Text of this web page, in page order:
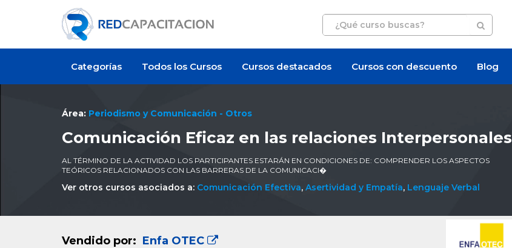
Categorías Todos los Cursos Cursos destacados Cursos con descuento Blog
Área: Periodismo y Comunicación - Otros
Comunicación Eficaz en las relaciones Interpersonales
AL TÉRMINO DE LA ACTIVIDAD LOS PARTICIPANTES ESTARÁN EN CONDICIONES DE: COMPRENDER LOS ASPECTOS
TEÓRICOS RELACIONADOS CON LAS BARRERAS DE LA COMUNICACI�
Ver otros cursos asociados a: Comunicación Efectiva, Asertividad y Empatía, Lenguaje Verbal
Vendido por: Enfa OTEC